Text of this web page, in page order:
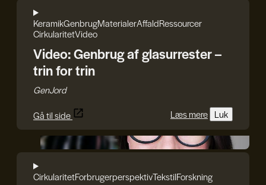
KeramikGenbrugMaterialerAffaldRessourcer
CirkularitetVideo
Video: Genbrug af glasurrester –
trin for trin
GenJord
Gå til side
Læs mere Luk
Iryna Kucher
CirkularitetForbrugerperspektivTekstilForskning